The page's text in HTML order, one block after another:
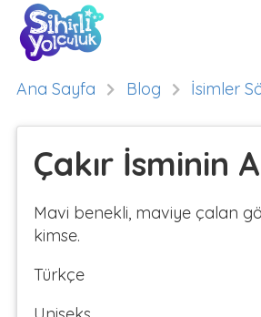
Ana Sayfa Blog İsimler
Çakır İsminin
Mavi benekli, maviye çalan
kimse.
Türkçe